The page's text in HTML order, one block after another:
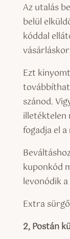
Az utalás
belül
kóddal
Ezt
szánod.
illetéktelen
fogadja el
kuponkód
levonódik
Extra
2, Postán